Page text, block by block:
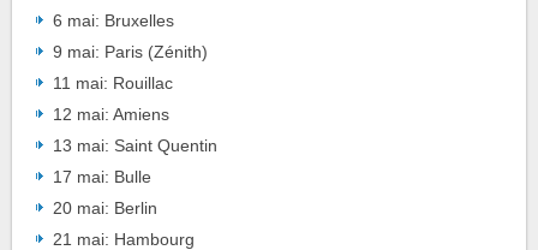
6 mai: Bruxelles
9 mai: Paris (Zénith)
11 mai: Rouillac
12 mai: Amiens
13 mai: Saint Quentin
17 mai: Bulle
20 mai: Berlin
21 mai: Hambourg